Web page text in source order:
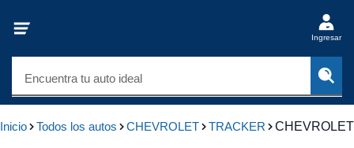
Ingresar
Encuentra tu auto ideal
Inicio Todos los autos CHEVROLET TRACKER